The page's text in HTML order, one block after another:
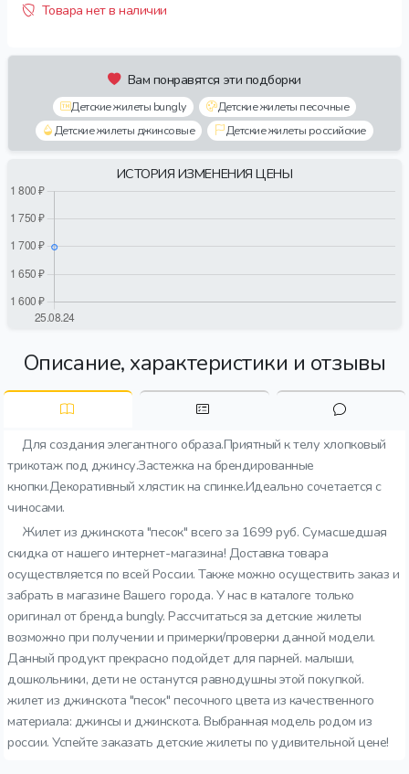
Товара нет в наличии
Вам понравятся эти подборки
Детские жилеты bungly
Детские жилеты песочные
Детские жилеты джинсовые
Детские жилеты российские
ИСТОРИЯ ИЗМЕНЕНИЯ ЦЕНЫ
Описание, характеристики и отзывы
Для создания элегантного образа.Приятный к телу хлопковый
трикотаж под джинсу.Застежка на брендированные
кнопки.Декоративный хлястик на спинке.Идеально сочетается с
чиносами.
Жилет из джинскота "песок" всего за 1699 руб. Сумасшедшая
скидка от нашего интернет-магазина! Доставка товара
осуществляется по всей России. Также можно осуществить заказ и
забрать в магазине Вашего города. У нас в каталоге только
оригинал от бренда bungly. Рассчитаться за детские жилеты
возможно при получении и примерки/проверки данной модели.
Данный продукт прекрасно подойдет для парней. малыши,
дошкольники, дети не останутся равнодушны этой покупкой.
жилет из джинскота "песок" песочного цвета из качественного
материала: джинсы и джинскота. Выбранная модель родом из
россии. Успейте заказать детские жилеты по удивительной цене!